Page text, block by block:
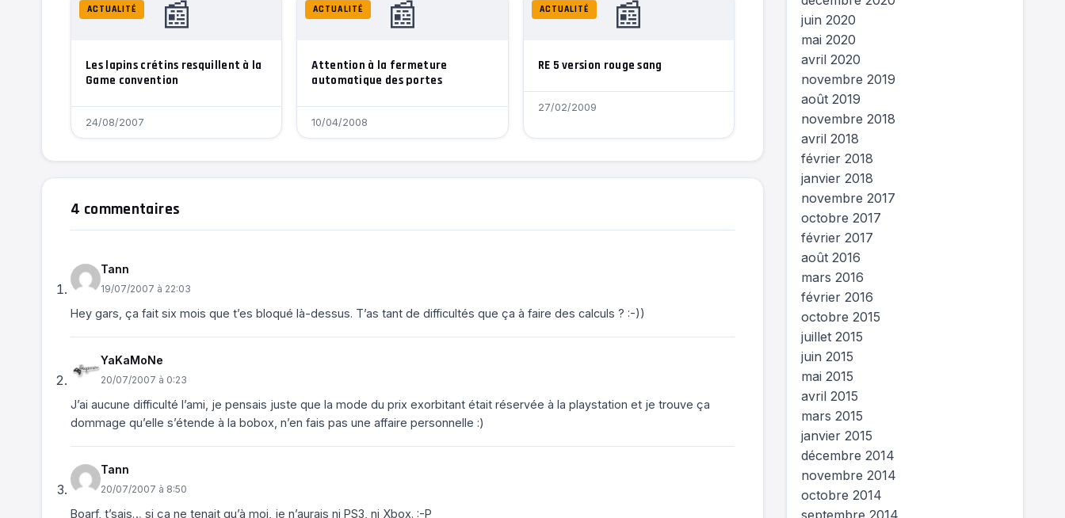
📰
ACTUALITÉ
Les lapins crétins resquillent à la
Game convention
24/08/2007
📰
ACTUALITÉ
Attention à la fermeture
automatique des portes
10/04/2008
📰
ACTUALITÉ
RE 5 version rouge sang
27/02/2009
4 commentaires
Tann
19/07/2007 à 22:03
Hey gars, ça fait six mois que t’es bloqué là-dessus. T’as tant de difficultés que ça à faire des calculs ? :-))
YaKaMoNe
20/07/2007 à 0:23
J’ai aucune difficulté l’ami, je pensais juste que la mode du prix exorbitant était réservée à la playstation et je trouve ça
dommage qu’elle s’étende à la bobox, n’en fais pas une affaire personnelle :)
Tann
20/07/2007 à 8:50
Boarf, t’sais… si ça ne tenait qu’à moi, je n’aurais ni PS3, ni Xbox. :-P
juin 2020
mai 2020
avril 2020
novembre 2019
août 2019
novembre 2018
avril 2018
février 2018
janvier 2018
novembre 2017
octobre 2017
février 2017
août 2016
mars 2016
février 2016
octobre 2015
juillet 2015
juin 2015
mai 2015
avril 2015
mars 2015
janvier 2015
décembre 2014
novembre 2014
octobre 2014
septembre 2014